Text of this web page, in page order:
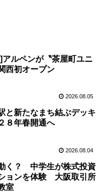
アルペンが〝茶屋町ユニ
西初オープン
2026.08.05
と新たなまち結ぶデッキ
８年春開通へ
2026.08.04
く？ 中学生が株式投資
ョンを体験 大阪取引所
室